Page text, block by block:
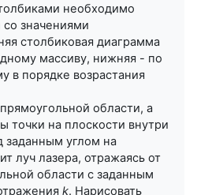
необходимо
значениями
столбиковая диаграмма
массиву, нижняя - по
в порядке возрастания
области, а
точки на плоскости внутри
заданным углом на
луч лазера, отражаясь от
области с заданным
k. Нарисовать